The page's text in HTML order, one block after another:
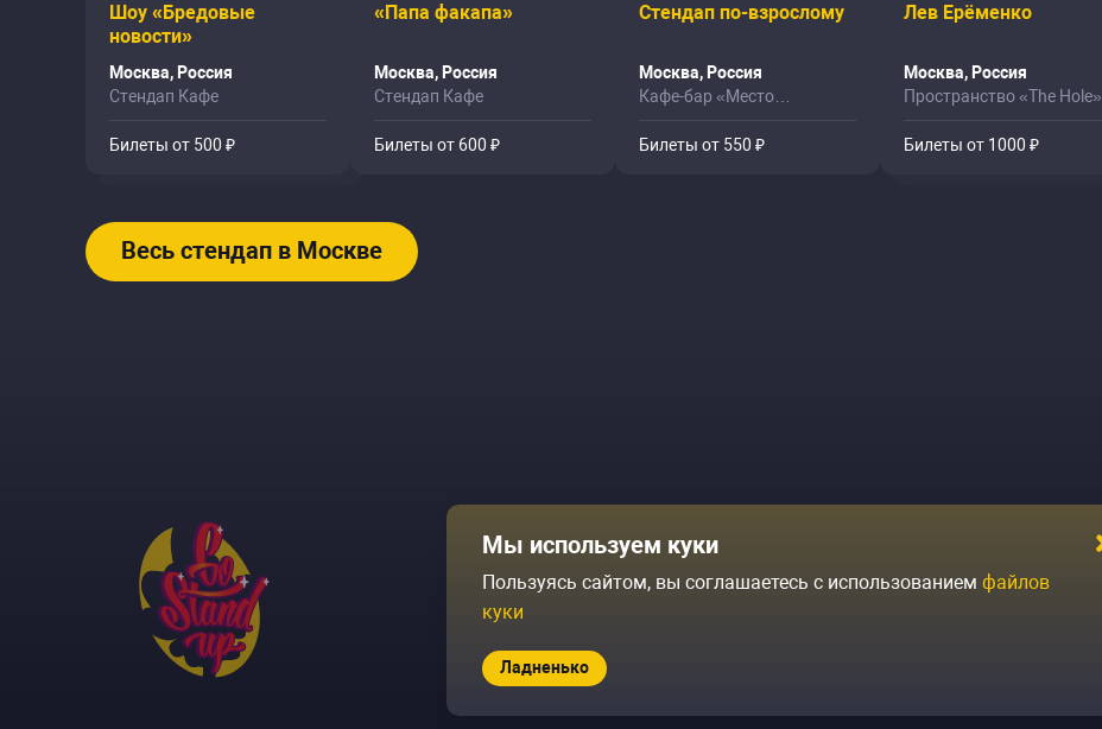
Шоу «Бредовые
новости»
Москва, Россия
Стендап Кафе
Билеты от 500 ₽
«Папа факапа»
Москва, Россия
Стендап Кафе
Билеты от 600 ₽
Стендап по-взрослому
Москва, Россия
Кафе-бар «Место
Билеты от 550 ₽
Лев Ерёменко
Москва, Россия
Пространство «The Hole»
Билеты от 1000 ₽
Весь стендап в Москве
Площадки
Архив событий
Журнал Политика конфиденциальности
Мы используем куки
Пользуясь сайтом, вы соглашаетесь с использованием файлов
куки
Ладненько